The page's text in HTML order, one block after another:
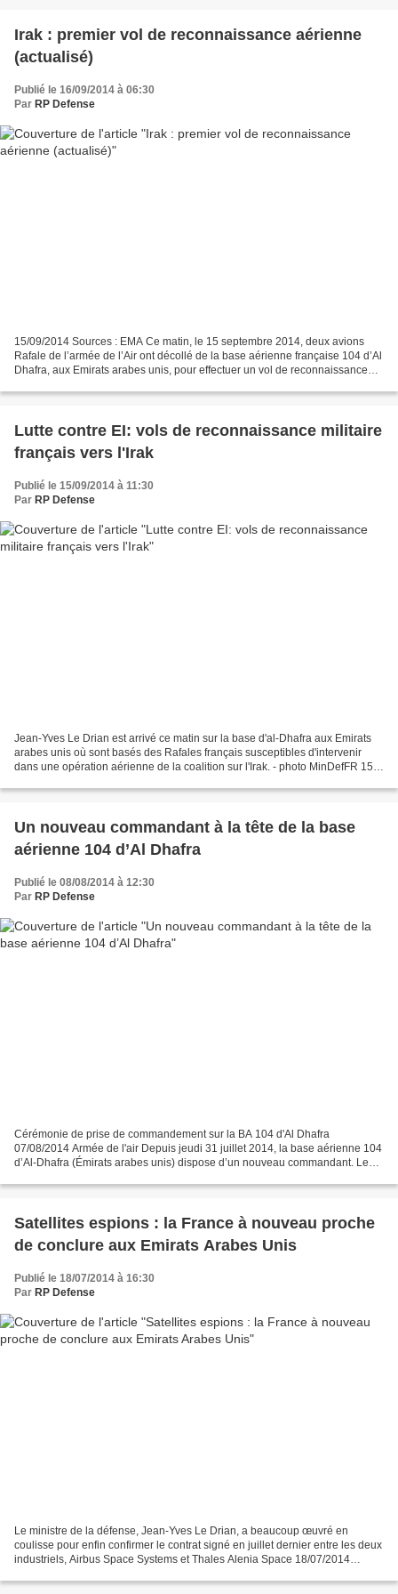
Irak : premier vol de reconnaissance aérienne
(actualisé)
Publié le 16/09/2014 à 06:30
Par RP Defense
15/09/2014 Sources : EMA Ce matin, le 15 septembre 2014, deux avions
Rafale de l’armée de l’Air ont décollé de la base aérienne française 104 d’Al
Dhafra, aux Emirats arabes unis, pour effectuer un vol de reconnaissance
Lutte contre EI: vols de reconnaissance militaire
français vers l'Irak
Publié le 15/09/2014 à 11:30
Par RP Defense
Jean-Yves Le Drian est arrivé ce matin sur la base d'al-Dhafra aux Emirats
arabes unis où sont basés des Rafales français susceptibles d'intervenir
dans une opération aérienne de la coalition sur l'Irak. - photo MinDefFR 15-
Un nouveau commandant à la tête de la base
aérienne 104 d’Al Dhafra
Publié le 08/08/2014 à 12:30
Par RP Defense
Cérémonie de prise de commandement sur la BA 104 d'Al Dhafra
07/08/2014 Armée de l'air Depuis jeudi 31 juillet 2014, la base aérienne 104
d’Al-Dhafra (Émirats arabes unis) dispose d’un nouveau commandant. Le
Satellites espions : la France à nouveau proche
de conclure aux Emirats Arabes Unis
Publié le 18/07/2014 à 16:30
Par RP Defense
Le ministre de la défense, Jean-Yves Le Drian, a beaucoup œuvré en
coulisse pour enfin confirmer le contrat signé en juillet dernier entre les deux
industriels, Airbus Space Systems et Thales Alenia Space 18/07/2014